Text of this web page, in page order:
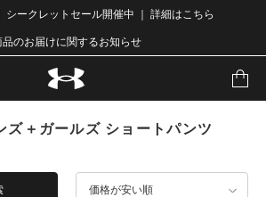
シークレットセール開催中 ｜ 詳細はこちら
品のお届けに関するお知らせ
ズ＋ガールズ ショートパンツ
価格が安い順